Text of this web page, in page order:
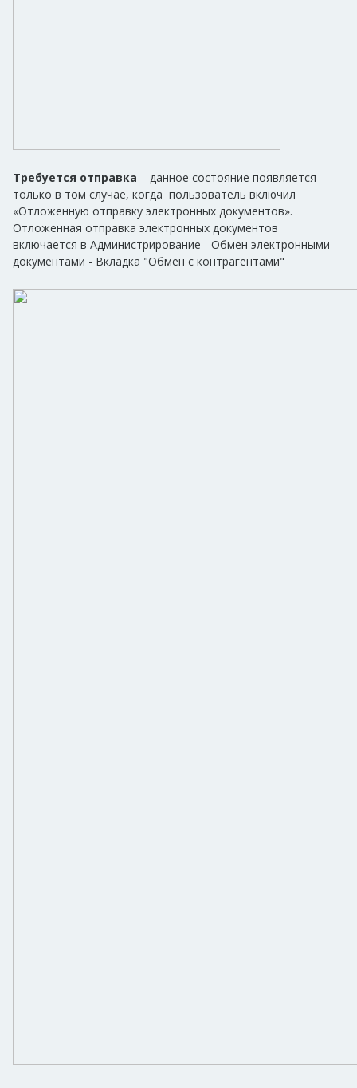
Требуется отправка – данное состояние появляется
только в том случае, когда пользователь включил
«Отложенную отправку электронных документов».
Отложенная отправка электронных документов
включается в Администрирование - Обмен электронными
документами - Вкладка "Обмен с контрагентами"